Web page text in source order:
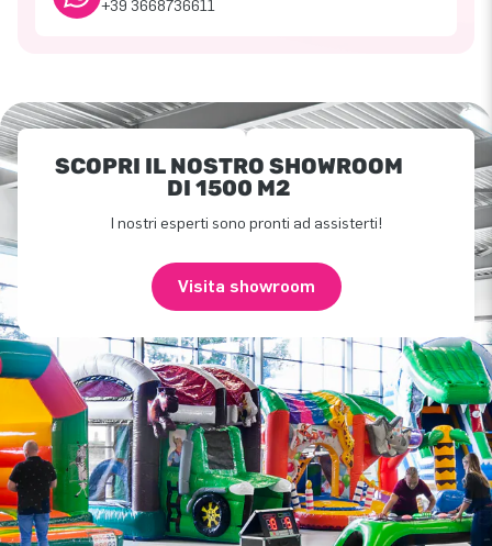
+39 3668736611
SCOPRI IL NOSTRO SHOWROOM
DI 1500 M2
I nostri esperti sono pronti ad assisterti!
Visita showroom